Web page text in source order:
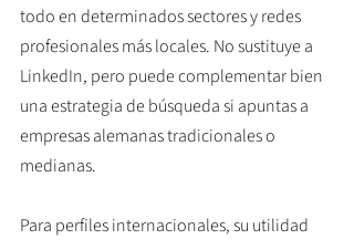
todo en determinados sectores y redes
profesionales más locales. No sustituye a
LinkedIn, pero puede complementar bien
una estrategia de búsqueda si apuntas a
empresas alemanas tradicionales o
medianas.
Para perfiles internacionales, su utilidad